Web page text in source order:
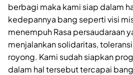
berbagi maka kami siap dalam
kedepannya bang seperti visi
menempuh Rasa persaudaraan
menjalankan solidaritas,
royong. Kami sudah siapkan
dalam hal tersebut tercapai